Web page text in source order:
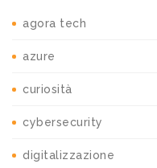
agora tech
azure
curiosità
cybersecurity
digitalizzazione